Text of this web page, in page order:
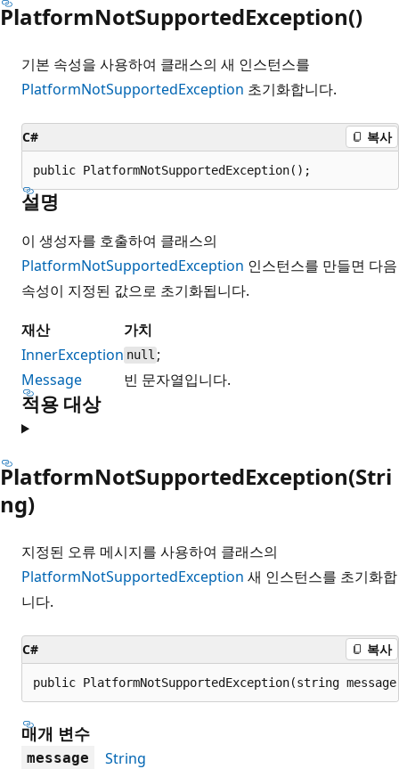
PlatformNotSupportedException()
기본 속성을 사용하여 클래스의 새 인스턴스를
PlatformNotSupportedException 초기화합니다.
C# 복사
public PlatformNotSupportedException();
설명
이 생성자를 호출하여 클래스의
PlatformNotSupportedException 인스턴스를 만들면 다음
속성이 지정된 값으로 초기화됩니다.
재산
가치
InnerException null ;
Message
빈 문자열입니다.
적용 대상
PlatformNotSupportedException(Stri
ng)
지정된 오류 메시지를 사용하여 클래스의
PlatformNotSupportedException 새 인스턴스를 초기화합
니다.
C# 복사
public PlatformNotSupportedException(string
매개 변수
message
String